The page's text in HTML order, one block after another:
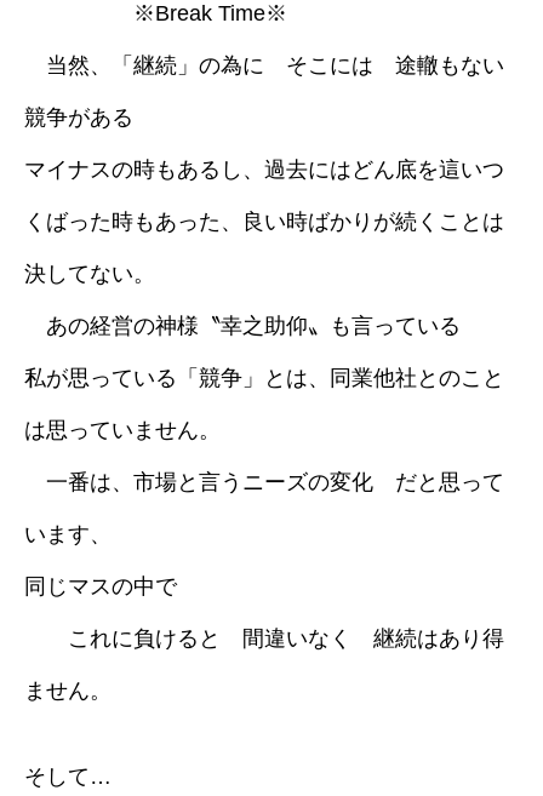
※Break Time※
当然、「継続」の為に そこには 途轍もない
競争がある
マイナスの時もあるし、過去にはどん底を這いつ
くばった時もあった、良い時ばかりが続くことは
決してない。
あの経営の神様〝幸之助仰〟も言っている
私が思っている「競争」とは、同業他社とのこと
は思っていません。
一番は、市場と言うニーズの変化 だと思って
います、
同じマスの中で
これに負けると 間違いなく 継続はあり得
ません。
そして…